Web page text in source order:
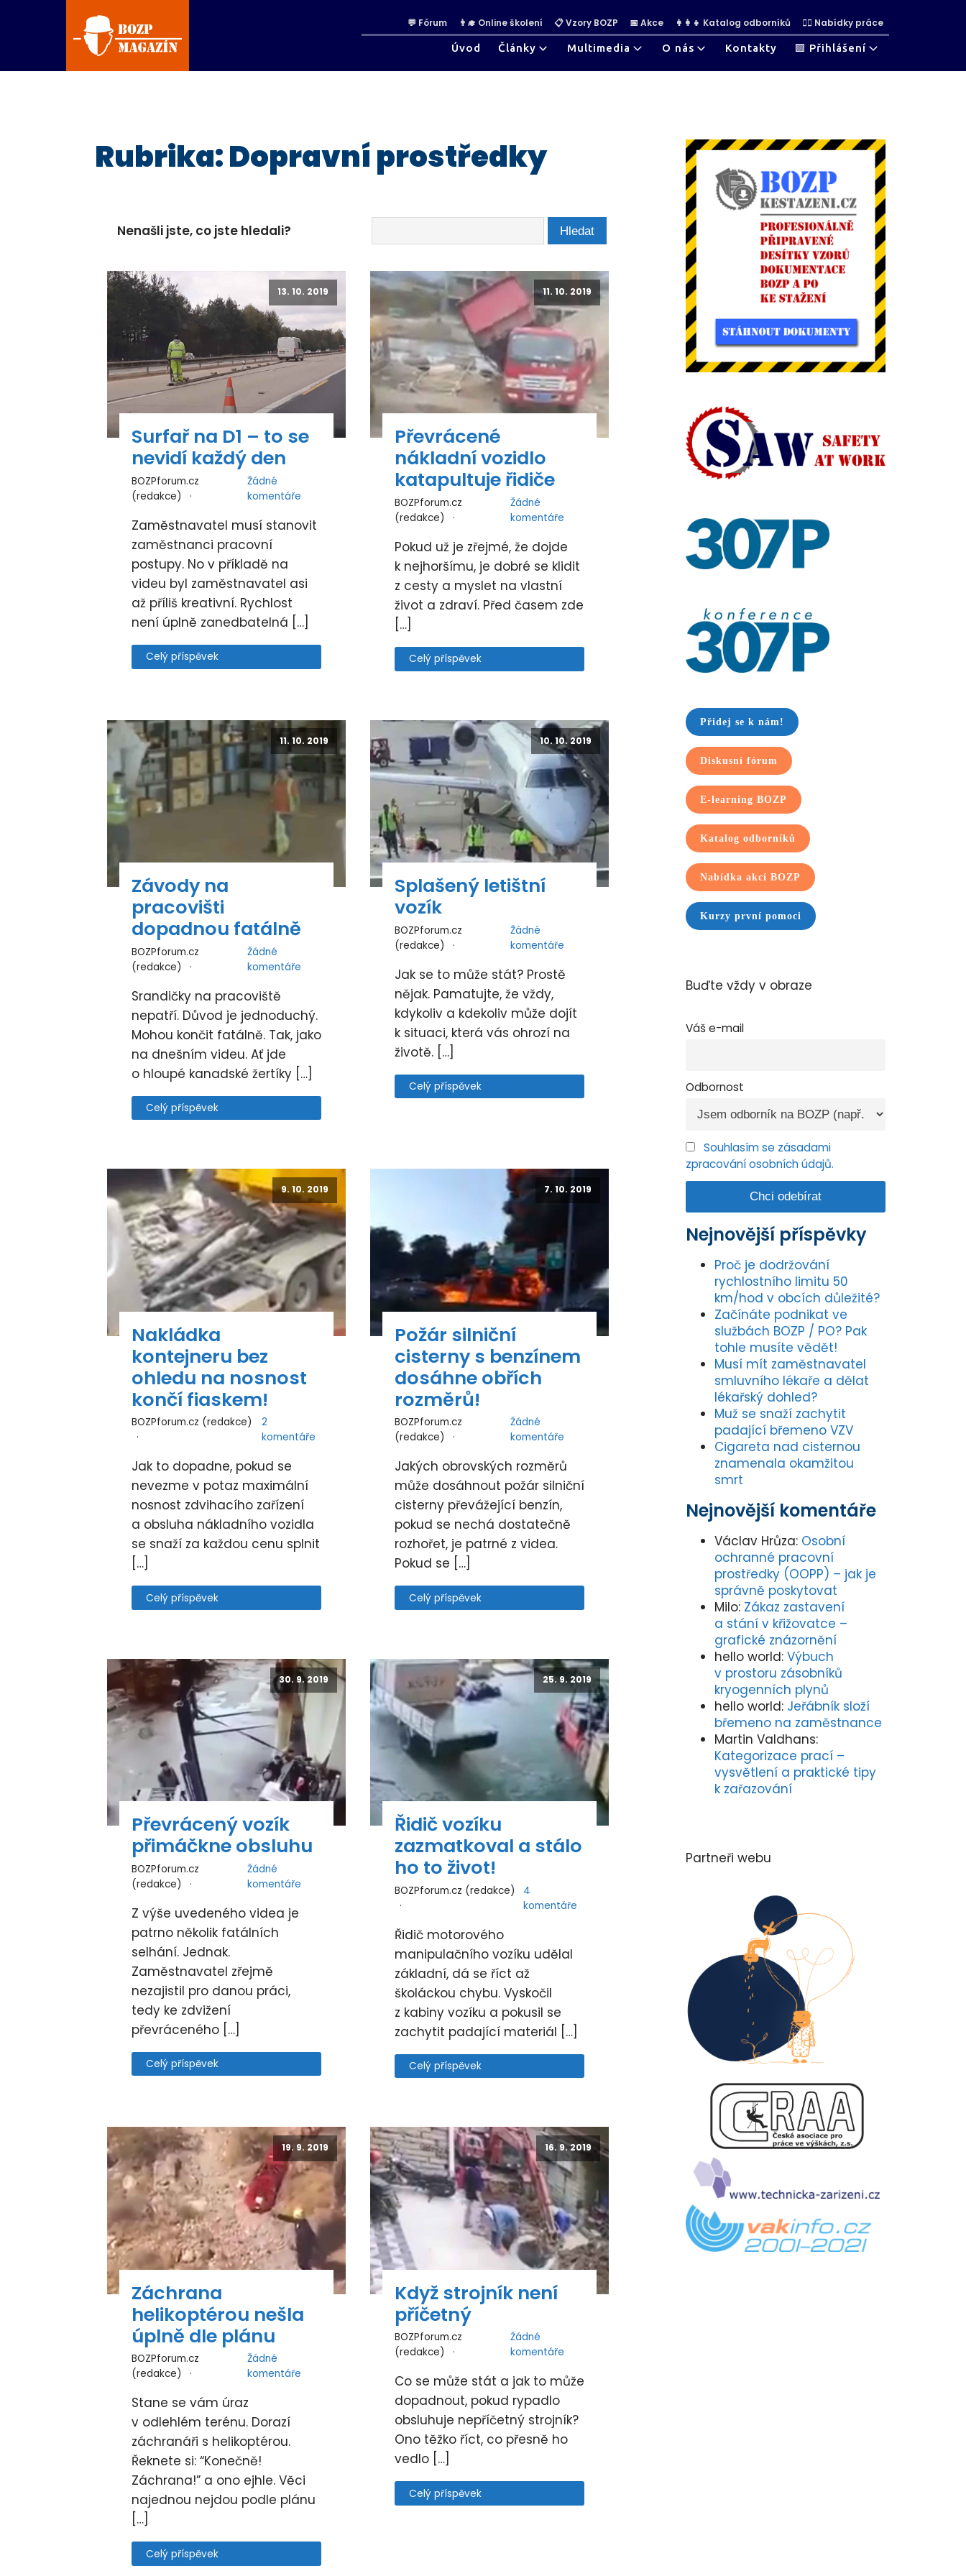
💬 Fórum 👨‍🎓 Online školení 📋 Vzory BOZP 📅 Akce 👩‍👩‍👧 Katalog odborníků 👷‍♀ Nabídky práce
Úvod Články Multimedia O nás Kontakty 🟩 Přihlášení
Rubrika:Dopravní prostředky
Nenašli jste, co jste hledali?
13. 10. 2019
Surfař na D1 – to se
nevidí každý den
BOZPforum.cz
(redakce)
Žádné
komentáře
Zaměstnavatel musí stanovit
zaměstnanci pracovní
postupy. No v příkladě na
videu byl zaměstnavatel asi
až příliš kreativní. Rychlost
není úplně zanedbatelná […]
Celý příspěvek
11. 10. 2019
Převrácené
nákladní vozidlo
katapultuje řidiče
BOZPforum.cz
(redakce)
Žádné
komentáře
Pokud už je zřejmé, že dojde
k nejhoršímu, je dobré se klidit
z cesty a myslet na vlastní
život a zdraví. Před časem zde
[…]
Celý příspěvek
11. 10. 2019
Závody na
pracovišti
dopadnou fatálně
BOZPforum.cz
(redakce)
Žádné
komentáře
Srandičky na pracoviště
nepatří. Důvod je jednoduchý.
Mohou končit fatálně. Tak, jako
na dnešním videu. Ať jde
o hloupé kanadské žertíky […]
Celý příspěvek
10. 10. 2019
Splašený letištní
vozík
BOZPforum.cz
(redakce)
Žádné
komentáře
Jak se to může stát? Prostě
nějak. Pamatujte, že vždy,
kdykoliv a kdekoliv může dojít
k situaci, která vás ohrozí na
životě. […]
Celý příspěvek
9. 10. 2019
Nakládka
kontejneru bez
ohledu na nosnost
končí fiaskem!
BOZPforum.cz (redakce)
2
komentáře
Jak to dopadne, pokud se
nevezme v potaz maximální
nosnost zdvihacího zařízení
a obsluha nákladního vozidla
se snaží za každou cenu splnit
[…]
Celý příspěvek
7. 10. 2019
Požár silniční
cisterny s benzínem
dosáhne obřích
rozměrů!
BOZPforum.cz
(redakce)
Žádné
komentáře
Jakých obrovských rozměrů
může dosáhnout požár silniční
cisterny převážející benzín,
pokud se nechá dostatečně
rozhořet, je patrné z videa.
Pokud se […]
Celý příspěvek
30. 9. 2019
Převrácený vozík
přimáčkne obsluhu
BOZPforum.cz
(redakce)
Žádné
komentáře
Z výše uvedeného videa je
patrno několik fatálních
selhání. Jednak.
Zaměstnavatel zřejmě
nezajistil pro danou práci,
tedy ke zdvižení
převráceného […]
Celý příspěvek
25. 9. 2019
Řidič vozíku
zazmatkoval a stálo
ho to život!
BOZPforum.cz (redakce)
4
komentáře
Řidič motorového
manipulačního vozíku udělal
základní, dá se říct až
školáckou chybu. Vyskočil
z kabiny vozíku a pokusil se
zachytit padající materiál […]
Celý příspěvek
19. 9. 2019
Záchrana
helikoptérou nešla
úplně dle plánu
BOZPforum.cz
(redakce)
Žádné
komentáře
Stane se vám úraz
v odlehlém terénu. Dorazí
záchranáři s helikoptérou.
Řeknete si: “Konečně!
Záchrana!” a ono ejhle. Věci
najednou nejdou podle plánu
[…]
Celý příspěvek
16. 9. 2019
Když strojník není
příčetný
BOZPforum.cz
(redakce)
Žádné
komentáře
Co se může stát a jak to může
dopadnout, pokud rypadlo
obsluhuje nepříčetný strojník?
Ono těžko říct, co přesně ho
vedlo […]
Celý příspěvek
Přidej se k nám!
Diskusní fórum
E-learning BOZP
Katalog odborníků
Nabídka akcí BOZP
Kurzy první pomoci
Buďte vždy v obraze
Váš e-mail
Odbornost
Souhlasím se zásadami
zpracování osobních údajů.
Nejnovější příspěvky
Proč je dodržování
rychlostního limitu 50
km/hod v obcích důležité?
Začínáte podnikat ve
službách BOZP / PO? Pak
tohle musíte vědět!
Musí mít zaměstnavatel
smluvního lékaře a dělat
lékařský dohled?
Muž se snaží zachytit
padající břemeno VZV
Cigareta nad cisternou
znamenala okamžitou
smrt
Nejnovější komentáře
Václav Hrůza: Osobní
ochranné pracovní
prostředky (OOPP) – jak je
správně poskytovat
Milo: Zákaz zastavení
a stání v křižovatce –
grafické znázornění
hello world: Výbuch
v prostoru zásobníků
kryogenních plynů
hello world: Jeřábník složí
břemeno na zaměstnance
Martin Valdhans:
Kategorizace prací –
vysvětlení a praktické tipy
k zařazování
Partneři webu